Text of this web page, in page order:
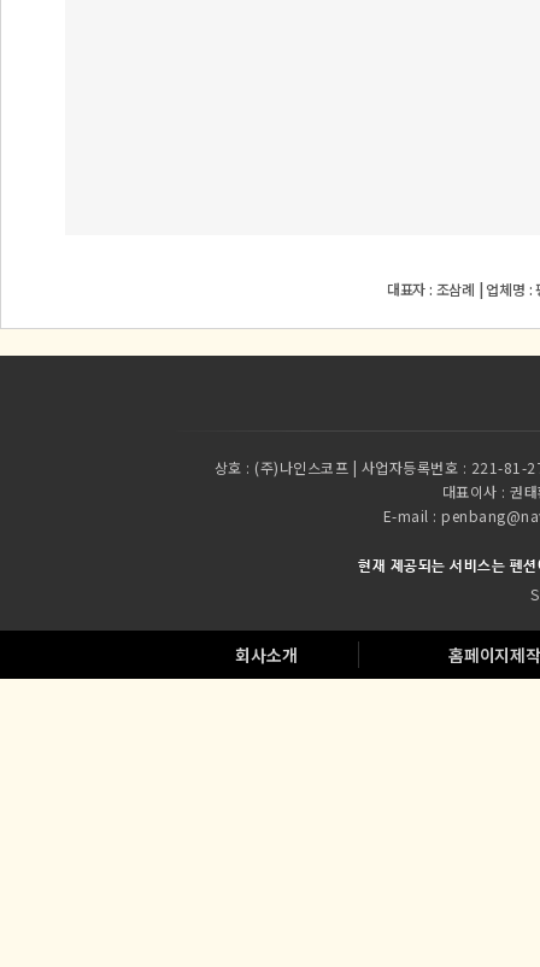
대표자 : 조삼례 | 업체명
상호 : (주)나인스코프 | 사업자등록번호 : 221-81-
대표이사 : 권
E-mail :
현재 제공되는 서비스는 펜
회사소개 홈페이지제작